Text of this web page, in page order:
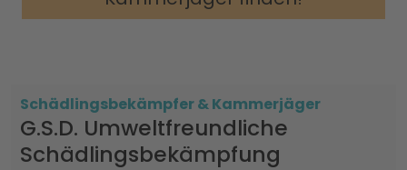
Schädlingsbekämpfer & Kammerjäger
G.S.D. Umweltfreundliche
Schädlingsbekämpfung